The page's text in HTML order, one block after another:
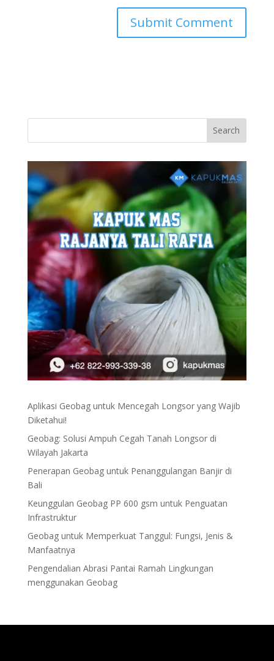
Aplikasi Geobag untuk Mencegah Longsor yang Wajib
Diketahui!
Geobag: Solusi Ampuh Cegah Tanah Longsor di
Wilayah Jakarta
Penerapan Geobag untuk Penanggulangan Banjir di
Bali
Keunggulan Geobag PP 600 gsm untuk Penguatan
Infrastruktur
Geobag untuk Memperkuat Tanggul: Fungsi, Jenis &
Manfaatnya
Pengendalian Abrasi Pantai Ramah Lingkungan
menggunakan Geobag